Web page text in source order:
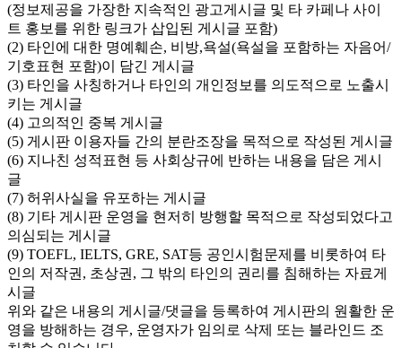
(정보제공을 가장한 지속적인 광고게시글 및 타 카페나 사이
트 홍보를 위한 링크가 삽입된 게시글 포함)
(2) 타인에 대한 명예훼손, 비방,욕설(욕설을 포함하는 자음어/
기호표현 포함)이 담긴 게시글
(3) 타인을 사칭하거나 타인의 개인정보를 의도적으로 노출시
키는 게시글
(4) 고의적인 중복 게시글
(5) 게시판 이용자들 간의 분란조장을 목적으로 작성된 게시글
(6) 지나친 성적표현 등 사회상규에 반하는 내용을 담은 게시
글
(7) 허위사실을 유포하는 게시글
(8) 기타 게시판 운영을 현저히 방행할 목적으로 작성되었다고
의심되는 게시글
(9) TOEFL, IELTS, GRE, SAT등 공인시험문제를 비롯하여 타
인의 저작권, 초상권, 그 밖의 타인의 권리를 침해하는 자료게
시글
위와 같은 내용의 게시글/댓글을 등록하여 게시판의 원활한 운
영을 방해하는 경우, 운영자가 임의로 삭제 또는 블라인드 조